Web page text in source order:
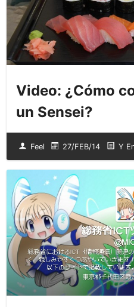
Video: ¿Cómo
un Sensei?
Feel 27/FEB/14 Y